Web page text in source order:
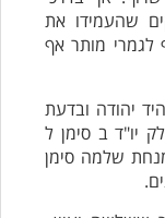
שהעמידו את
מותר אף
יהודה ובדעת
יו"ד ב סימן ל
שלמה סימן